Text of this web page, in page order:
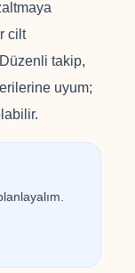
cilt
takip,
uyum;